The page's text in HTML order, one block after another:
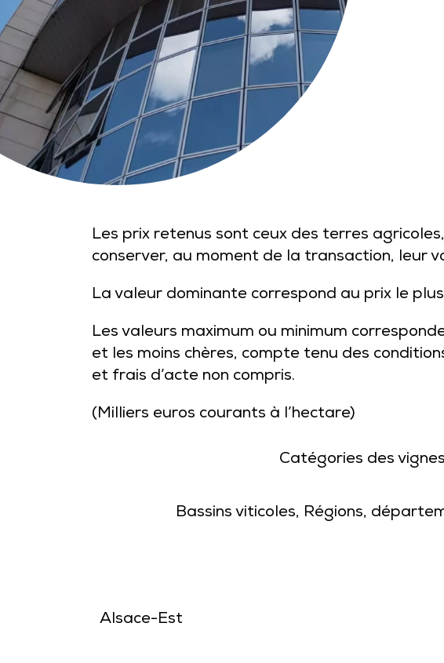
Les prix retenus sont ceux des terres
conserver, au moment de la transaction, leur
La valeur dominante correspond au prix le
Les valeurs maximum ou minimum
et les moins chères, compte tenu des
et frais d’acte non compris.
(Milliers euros courants à l’hectare)
Catégories des
Bassins viticoles, Régions,
Alsace-Est